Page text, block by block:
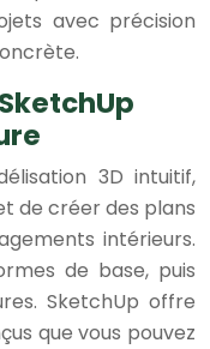
avec précision
3D intuitif,
de créer des plans
intérieurs.
de base, puis
SketchUp offre
que vous pouvez